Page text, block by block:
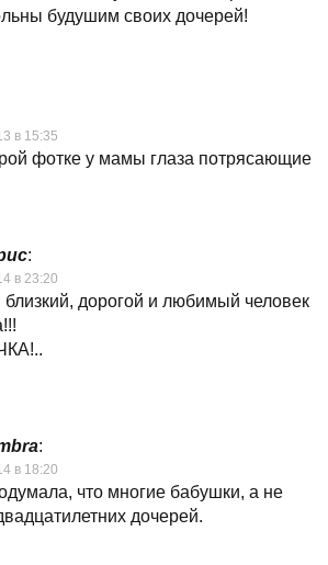
будушим своих дочерей!
в 15:35
фотке у мамы глаза потрясающие
:
в 23:20
дорогой и любимый человек
:
в 18:20
что многие бабушки, а не
дочерей.